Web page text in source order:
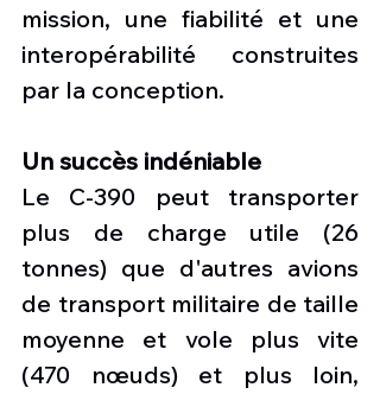
mission, une fiabilité et une
interopérabilité construites
par la conception.
Un succès indéniable
Le C-390 peut transporter
plus de charge utile (26
tonnes) que d'autres avions
de transport militaire de taille
moyenne et vole plus vite
(470 nœuds) et plus loin,